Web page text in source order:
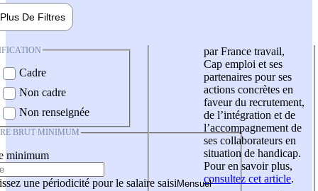
Plus De Filtres
Cadre
Non cadre
Non renseignée
BRUT MINIMUM
minimum
une périodicité pour le salaire saisi
par France travail,
Cap emploi et ses
partenaires pour ses
actions concrètes en
faveur du recrutement,
de l’intégration et de
l’accompagnement de
ses collaborateurs en
situation de handicap.
Pour en savoir plus,
consultez cet article.